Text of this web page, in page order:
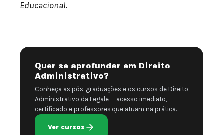
Educacional.
Quer se aprofundar em Direito
Administrativo?
Conheça as pós-graduações e os cursos de Direito
Administrativo da Legale — acesso imediato,
certificado e professores que atuam na prática.
Ver cursos